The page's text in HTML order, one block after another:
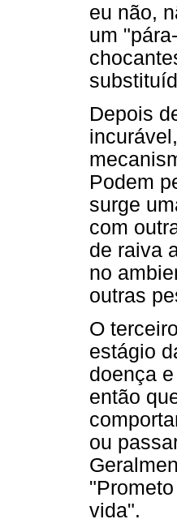
eu não,
um
Depois
Podem
surge
com
de raiva
no
outras
O
estágio
doença
então
ou
vida".